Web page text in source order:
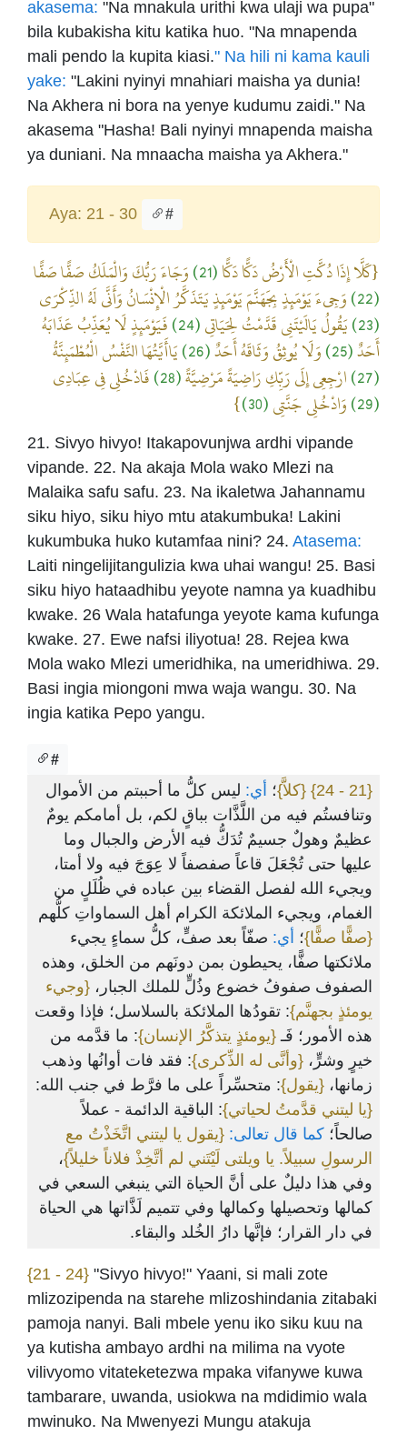
akasema: "Na mnakula urithi kwa ulaji wa pupa"
bila kubakisha kitu katika huo. "Na mnapenda
mali pendo la kupita kiasi." Na hili ni kama kauli
yake: "Lakini nyinyi mnahiari maisha ya dunia!
Na Akhera ni bora na yenye kudumu zaidi." Na
akasema "Hasha! Bali nyinyi mnapenda maisha
ya duniani. Na mnaacha maisha ya Akhera."
Aya: 21 - 30 #
{كَلَّا إِذَا دُكَّتِ الْأَرْضُ دَكًّا دَكًّا(21)
وَجَاءَ رَبُّكَ وَالْمَلَكُ صَفًّا صَفًّا
(22)
وَجِيءَ يَوْمَئِذٍ بِجَهَنَّمَ يَوْمَئِذٍ يَتَذَكَّرُ الْإِنْسَانُ وَأَنَّى لَهُ الذِّكْرَى
(23)
يَقُولُ يَالَيْتَنِي قَدَّمْتُ لِحَيَاتِي(24)
فَيَوْمَئِذٍ لَا يُعَذِّبُ عَذَابَهُ
أَحَدٌ(25) وَلَا يُوثِقُ وَثَاقَهُ أَحَدٌ(26)
يَاأَيَّتُهَا النَّفْسُ الْمُطْمَئِنَّةُ
(27)
ارْجِعِي إِلَى رَبِّكِ رَاضِيَةً مَرْضِيَّةً(28)
فَادْخُلِي فِي عِبَادِي
(29)
وَادْخُلِي جَنَّتِي(30)
}
21. Sivyo hivyo! Itakapovunjwa ardhi vipande
vipande. 22. Na akaja Mola wako Mlezi na
Malaika safu safu. 23. Na ikaletwa Jahannamu
siku hiyo, siku hiyo mtu atakumbuka! Lakini
kukumbuka huko kutamfaa nini? 24. Atasema:
Laiti ningelijitangulizia kwa uhai wangu! 25. Basi
siku hiyo hataadhibu yeyote namna ya kuadhibu
kwake. 26 Wala hatafunga yeyote kama kufunga
kwake. 27. Ewe nafsi iliyotua! 28. Rejea kwa
Mola wako Mlezi umeridhika, na umeridhiwa. 29.
Basi ingia miongoni mwa waja wangu. 30. Na
ingia katika Pepo yangu.
#
{21 - 24} {كلاَّ}؛ أي: ليس كلُّ ما أحببتم من الأموال
وتنافستُم فيه من اللَّذَّات بباقٍ لكم، بل أمامكم يومٌ
عظيمٌ وهولٌ جسيمٌ تُدَكُّ فيه الأرض والجبال وما
عليها حتى تُجْعَلَ قاعاً صفصفاً لا عِوَجَ فيه ولا أمتا،
ويجيء الله لفصل القضاء بين عباده في ظُلَلٍ من
الغمام، ويجيء الملائكة الكرام أهل السماواتِ كلُّهم
{صفًّا صفًّا}؛ أي: صفّاً بعد صفٍّ، كلُّ سماءٍ يجيء
ملائكتها صفًّا، يحيطون بمن دونَهم من الخلق، وهذه
الصفوف صفوفُ خضوع وذُلٍّ للملك الجبار، {وجيء
يومئذٍ بجهنَّم}: تقودُها الملائكة بالسلاسل؛ فإذا وقعت
هذه الأمور؛ فَـ {يومئذٍ يتذكَّرُ الإنسان}: ما قدَّمه من
خيرٍ وشرٍّ، {وأنَّى له الذِّكرى}: فقد فات أوانُها وذهب
زمانها، {يقول}: متحسِّراً على ما فرَّط في جنب الله:
{يا ليتني قدَّمتُ لحياتي}: الباقية الدائمة - عملاً
صالحاً؛ كما قال تعالى: {يقول يا ليتني اتَّخَذْتُ مع
الرسولِ سبيلاً. يا ويلتى لَيْتَني لم أتَّخِذْ فلاناً خليلاً}،
وفي هذا دليلٌ على أنَّ الحياة التي ينبغي السعي في
كمالها وتحصيلها وكمالها وفي تتميم لَذَّاتها هي الحياة
في دار القرار؛ فإنَّها دارُ الخُلد والبقاء.
{21 - 24} "Sivyo hivyo!" Yaani, si mali zote
mlizozipenda na starehe mlizoshindania zitabaki
pamoja nanyi. Bali mbele yenu iko siku kuu na
ya kutisha ambayo ardhi na milima na vyote
vilivyomo vitateketezwa mpaka vifanywe kuwa
tambarare, uwanda, usiokwa na mdidimio wala
mwinuko. Na Mwenyezi Mungu atakuja